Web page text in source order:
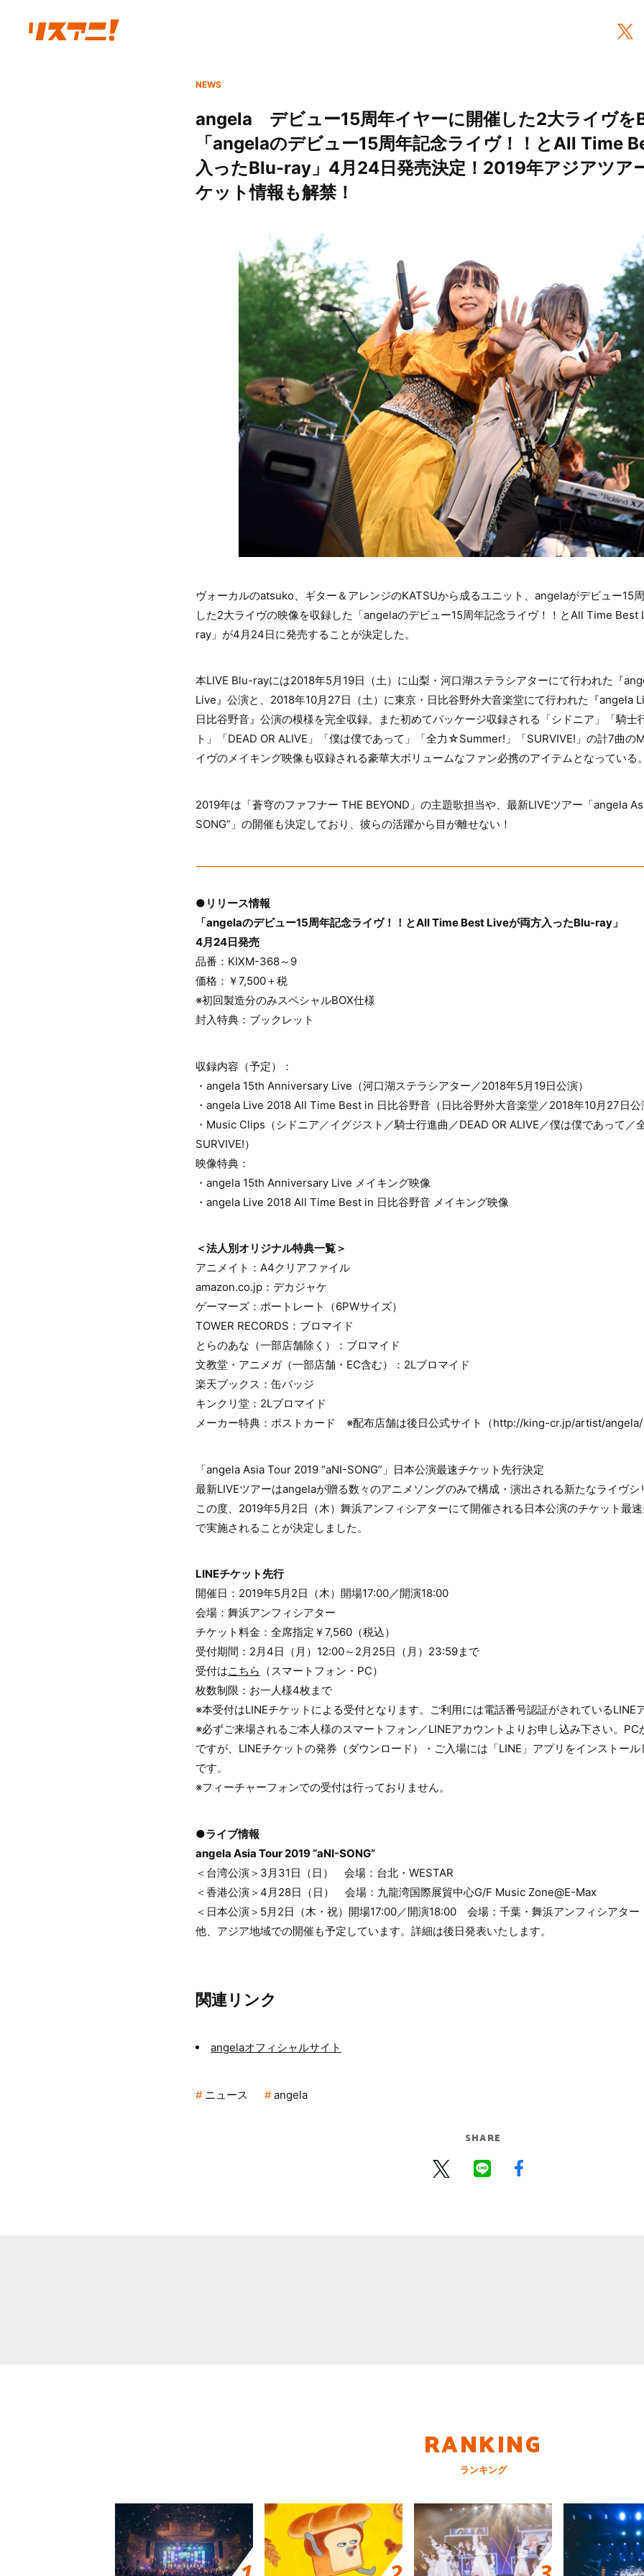
NEWS
angela デビュー15周年イヤーに開催した2大ライヴ
「angelaのデビュー15周年記念ライヴ！！とAll Time
入ったBlu-ray」4月24日発売決定！2019年アジアツア
ケット情報も解禁！
ヴォーカルのatsuko、ギター＆アレンジのKATSUから成るユニット、angelaがデビュー15
した2大ライヴの映像を収録した「angelaのデビュー15周年記念ライヴ！！とAll Time
ray」が4月24日に発売することが決定した。
本LIVE Blu-rayには2018年5月19日（土）に山梨・河口湖ステラシアターにて行われた『
Live』公演と、2018年10月27日（土）に東京・日比谷野外大音楽堂にて行われた『angela
日比谷野音』公演の模様を完全収録。また初めてパッケージ収録される「シドニア」「騎士
ト」「DEAD OR ALIVE」「僕は僕であって」「全力☆Summer!」「SURVIVE!」の計7曲の
イヴのメイキング映像も収録される豪華大ボリュームなファン必携のアイテムとなっている。
2019年は「蒼穹のファフナー THE BEYOND」の主題歌担当や、最新LIVEツアー「angela
SONG”」の開催も決定しており、彼らの活躍から目が離せない！
●リリース情報
「angelaのデビュー15周年記念ライヴ！！とAll Time Best Liveが両方入ったBlu-ray」
4月24日発売
品番：KIXM-368～9
価格：￥7,500＋税
※初回製造分のみスペシャルBOX仕様
封入特典：ブックレット
収録内容（予定）：
・angela 15th Anniversary Live（河口湖ステラシアター／2018年5月19日公演）
・angela Live 2018 All Time Best in 日比谷野音（日比谷野外大音楽堂／2018年10月27日公
・Music Clips（シドニア／イグジスト／騎士行進曲／DEAD OR ALIVE／僕は僕であって
SURVIVE!）
映像特典：
・angela 15th Anniversary Live メイキング映像
・angela Live 2018 All Time Best in 日比谷野音 メイキング映像
＜法人別オリジナル特典一覧＞
アニメイト：A4クリアファイル
amazon.co.jp：デカジャケ
ゲーマーズ：ポートレート（6PWサイズ）
TOWER RECORDS：ブロマイド
とらのあな（一部店舗除く）：ブロマイド
文教堂・アニメガ（一部店舗・EC含む）：2Lブロマイド
楽天ブックス：缶バッジ
キンクリ堂：2Lブロマイド
メーカー特典：ポストカード ※配布店舗は後日公式サイト（http://king-cr.jp/artist/angela/
「angela Asia Tour 2019 “aNI-SONG”」日本公演最速チケット先行決定
最新LIVEツアーはangelaが贈る数々のアニメソングのみで構成・演出される新たなライヴシ
この度、2019年5月2日（木）舞浜アンフィシアターにて開催される日本公演のチケット最
で実施されることが決定しました。
LINEチケット先行
開催日：2019年5月2日（木）開場17:00／開演18:00
会場：舞浜アンフィシアター
チケット料金：全席指定￥7,560（税込）
受付期間：2月4日（月）12:00～2月25日（月）23:59まで
受付はこちら （スマートフォン・PC）
枚数制限：お一人様4枚まで
※本受付はLINEチケットによる受付となります。ご利用には電話番号認証がされているLINE
※必ずご来場されるご本人様のスマートフォン／LINEアカウントよりお申し込み下さい。
ですが、LINEチケットの発券（ダウンロード）・ご入場には「LINE」アプリをインストー
です。
※フィーチャーフォンでの受付は行っておりません。
●ライブ情報
angela Asia Tour 2019 “aNI-SONG”
＜台湾公演＞3月31日（日） 会場：台北・WESTAR
＜香港公演＞4月28日（日） 会場：九龍湾国際展貿中心G/F Music Zone@E-Max
＜日本公演＞5月2日（木・祝）開場17:00／開演18:00 会場：千葉・舞浜アンフィシアター
他、アジア地域での開催も予定しています。詳細は後日発表いたします。
関連リンク
angelaオフィシャルサイト
ニュース angela
SHARE
RANKING
ランキング